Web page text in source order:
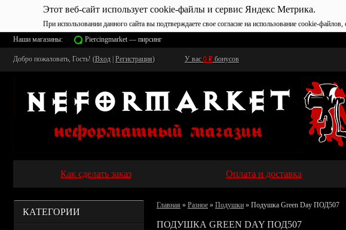
Этот веб-сайт использует cookie-файлы и сервис Яндекс Метрика.
При использовании данного сайта вы подтверждаете свое согласие на использование cookie-файлов,
Наши магазины: Piercingmarket — пирсинг
Добро пожаловать, Гость! (Вход Регистрация) У вас 0 ₽ бонусов
Как сделать заказ Оплата и доставка
КАТЕГОРИИ Главная » Разное » Подушки » Подушка Green Day ПОД507
ПОДУШКА GREEN DAY ПОД507